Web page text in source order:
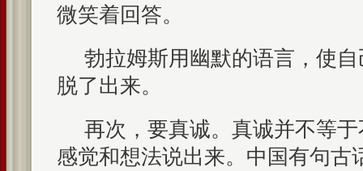
微笑着回答。
勃拉姆斯用幽默的语言，使
脱了出来。
再次，要真诚。真诚并不等
感觉和想法说出来。中国有句古